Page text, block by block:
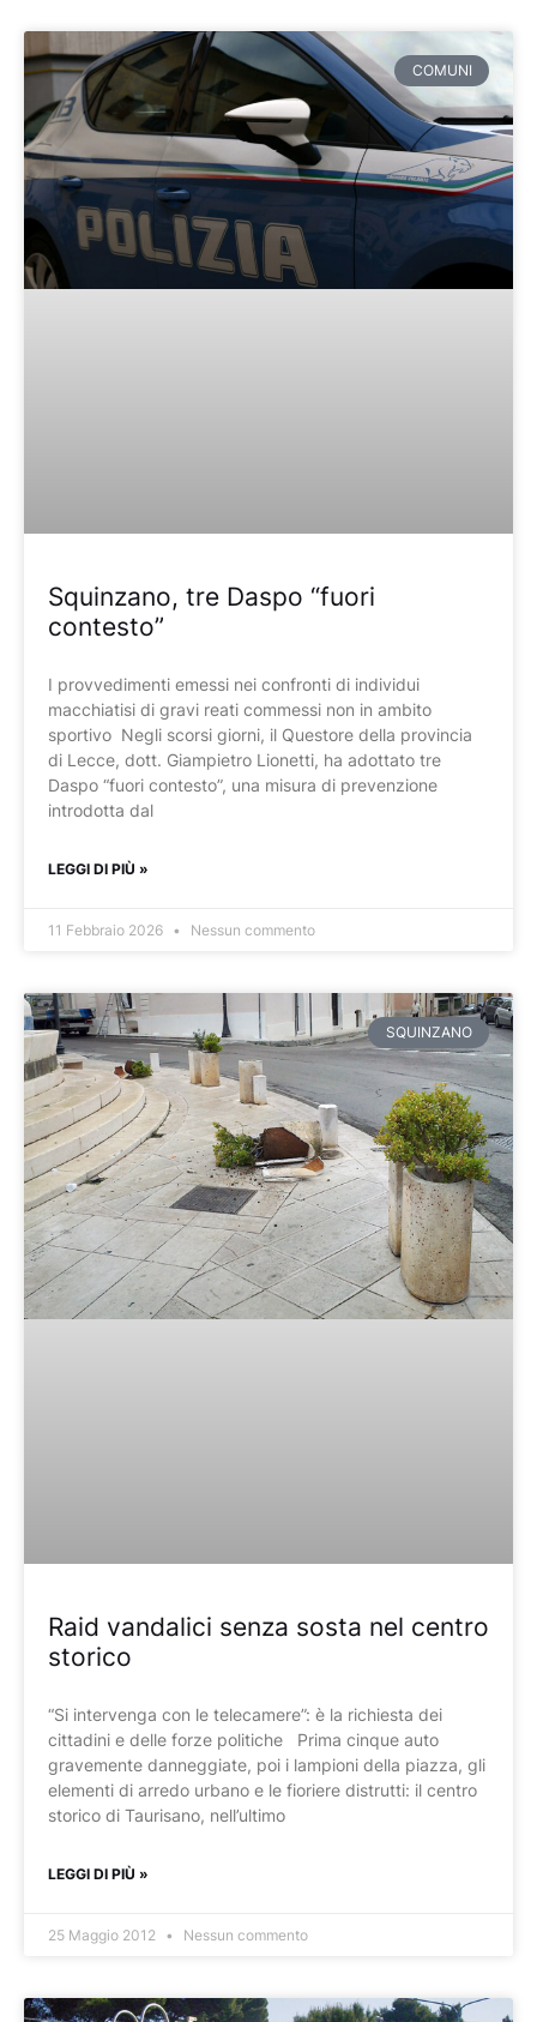
COMUNI
Squinzano, tre Daspo “fuori
contesto”
I provvedimenti emessi nei confronti di individui
macchiatisi di gravi reati commessi non in ambito
sportivo Negli scorsi giorni, il Questore della provincia
di Lecce, dott. Giampietro Lionetti, ha adottato tre
Daspo “fuori contesto”, una misura di prevenzione
introdotta dal
LEGGI DI PIÙ »
11 Febbraio 2026 Nessun commento
SQUINZANO
Raid vandalici senza sosta nel centro
storico
“Si intervenga con le telecamere”: è la richiesta dei
cittadini e delle forze politiche Prima cinque auto
gravemente danneggiate, poi i lampioni della piazza, gli
elementi di arredo urbano e le fioriere distrutti: il centro
storico di Taurisano, nell’ultimo
LEGGI DI PIÙ »
25 Maggio 2012 Nessun commento